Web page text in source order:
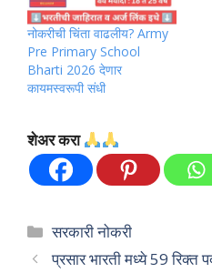
नोकरीची चिंता वाढलीय? Army
Pre Primary School
Bharti 2026 देणार
कायमस्वरूपी संधी
शेअर करा
Categories
सरकारी नोकरी
प्रसार भारती मध्ये 59 रिक्त